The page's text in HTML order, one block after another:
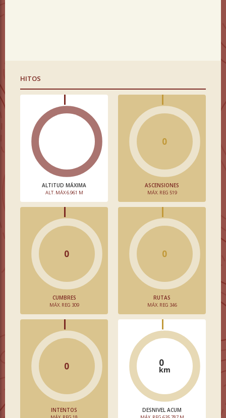
HITOS
ALTITUD MÁXIMA
ALT. MÁX 6.961 M
0
ASCENSIONES
MÁX. REG 519
0
CUMBRES
MÁX. REG 309
0
RUTAS
MÁX. REG 346
0
INTENTOS
0
km
DESNIVEL ACUM